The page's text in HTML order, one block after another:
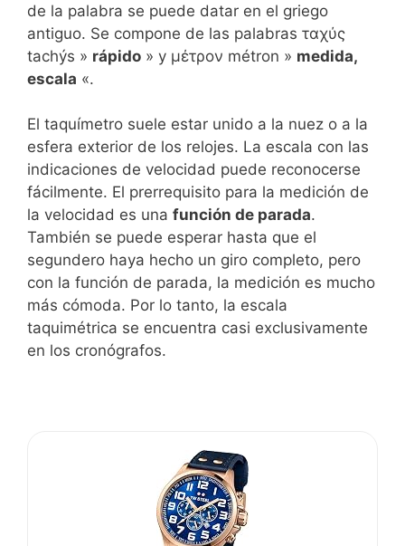
de la palabra se puede datar en el griego
antiguo. Se compone de las palabras ταχύς
tachýs » rápido » y μέτρον métron » medida,
escala «.
El taquímetro suele estar unido a la nuez o a la
esfera exterior de los relojes. La escala con las
indicaciones de velocidad puede reconocerse
fácilmente. El prerrequisito para la medición de
la velocidad es una función de parada.
También se puede esperar hasta que el
segundero haya hecho un giro completo, pero
con la función de parada, la medición es mucho
más cómoda. Por lo tanto, la escala
taquimétrica se encuentra casi exclusivamente
en los cronógrafos.